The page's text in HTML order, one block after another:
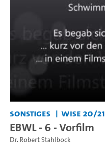
Sonstiges WiSe 20/21
EBWL - 6 - Vorfilm
Dr. Robert Stahlbock